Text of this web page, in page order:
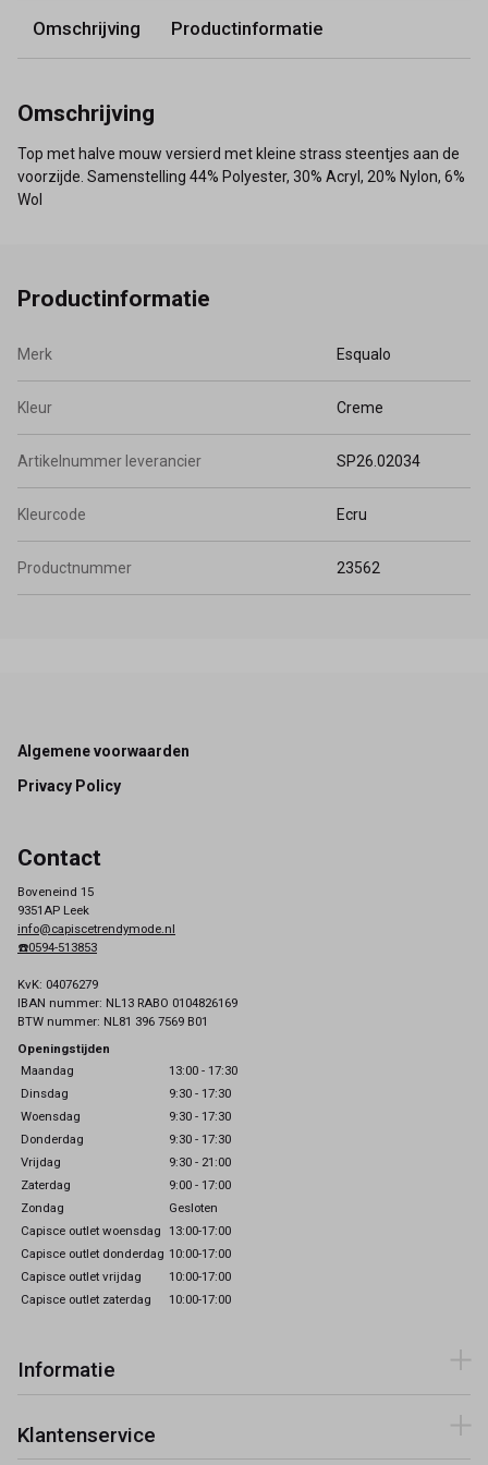
Omschrijving Productinformatie
Omschrijving
Top met halve mouw versierd met kleine strass steentjes aan de
voorzijde. Samenstelling 44% Polyester, 30% Acryl, 20% Nylon, 6%
Wol
Productinformatie
Merk Esqualo
Kleur Creme
Artikelnummer leverancier SP26.02034
Kleurcode Ecru
Productnummer 23562
Footer
Algemene voorwaarden
Privacy Policy
Contact
Boveneind 15
9351AP Leek
info@capiscetrendymode.nl
☎️0594-513853
KvK: 04076279
IBAN nummer: NL13 RABO 0104826169
BTW nummer: NL81 396 7569 B01
Openingstijden
Maandag
13:00 - 17:30
Dinsdag
9:30 - 17:30
Woensdag
9:30 - 17:30
Donderdag
9:30 - 17:30
Vrijdag
9:30 - 21:00
Zaterdag
9:00 - 17:00
Zondag
Gesloten
Capisce outlet woensdag 13:00-17:00
Capisce outlet donderdag 10:00-17:00
Capisce outlet vrijdag
10:00-17:00
Capisce outlet zaterdag
10:00-17:00
Informatie
Klantenservice